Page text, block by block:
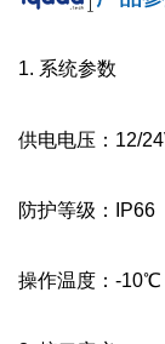
1. 系统参数
供电电压：12/
防护等级：IP66
操作温度：-